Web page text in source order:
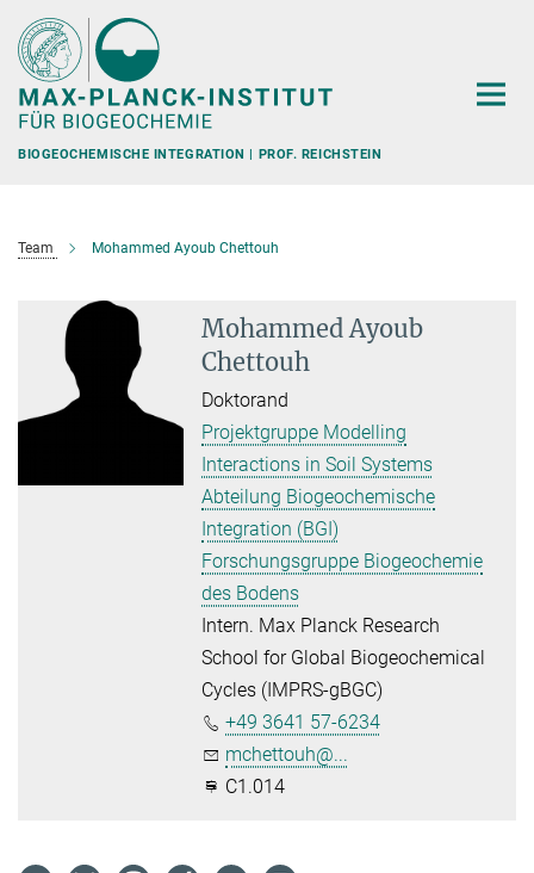
Hauptinhalt
BIOGEOCHEMISCHE INTEGRATION | PROF. REICHSTEIN
Team Mohammed Ayoub Chettouh
Mohammed Ayoub
Chettouh
Doktorand
Projektgruppe Modelling
Interactions in Soil Systems
Abteilung Biogeochemische
Integration (BGI)
Forschungsgruppe Biogeochemie
des Bodens
Intern. Max Planck Research
School for Global Biogeochemical
Cycles (IMPRS-gBGC)
+49 3641 57-6234
mchettouh@...
C1.014